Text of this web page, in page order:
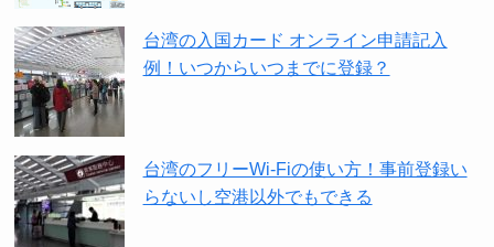
台湾の入国カード オンライン申請記入
例！いつからいつまでに登録？
台湾のフリーWi-Fiの使い方！事前登録い
らないし空港以外でもできる